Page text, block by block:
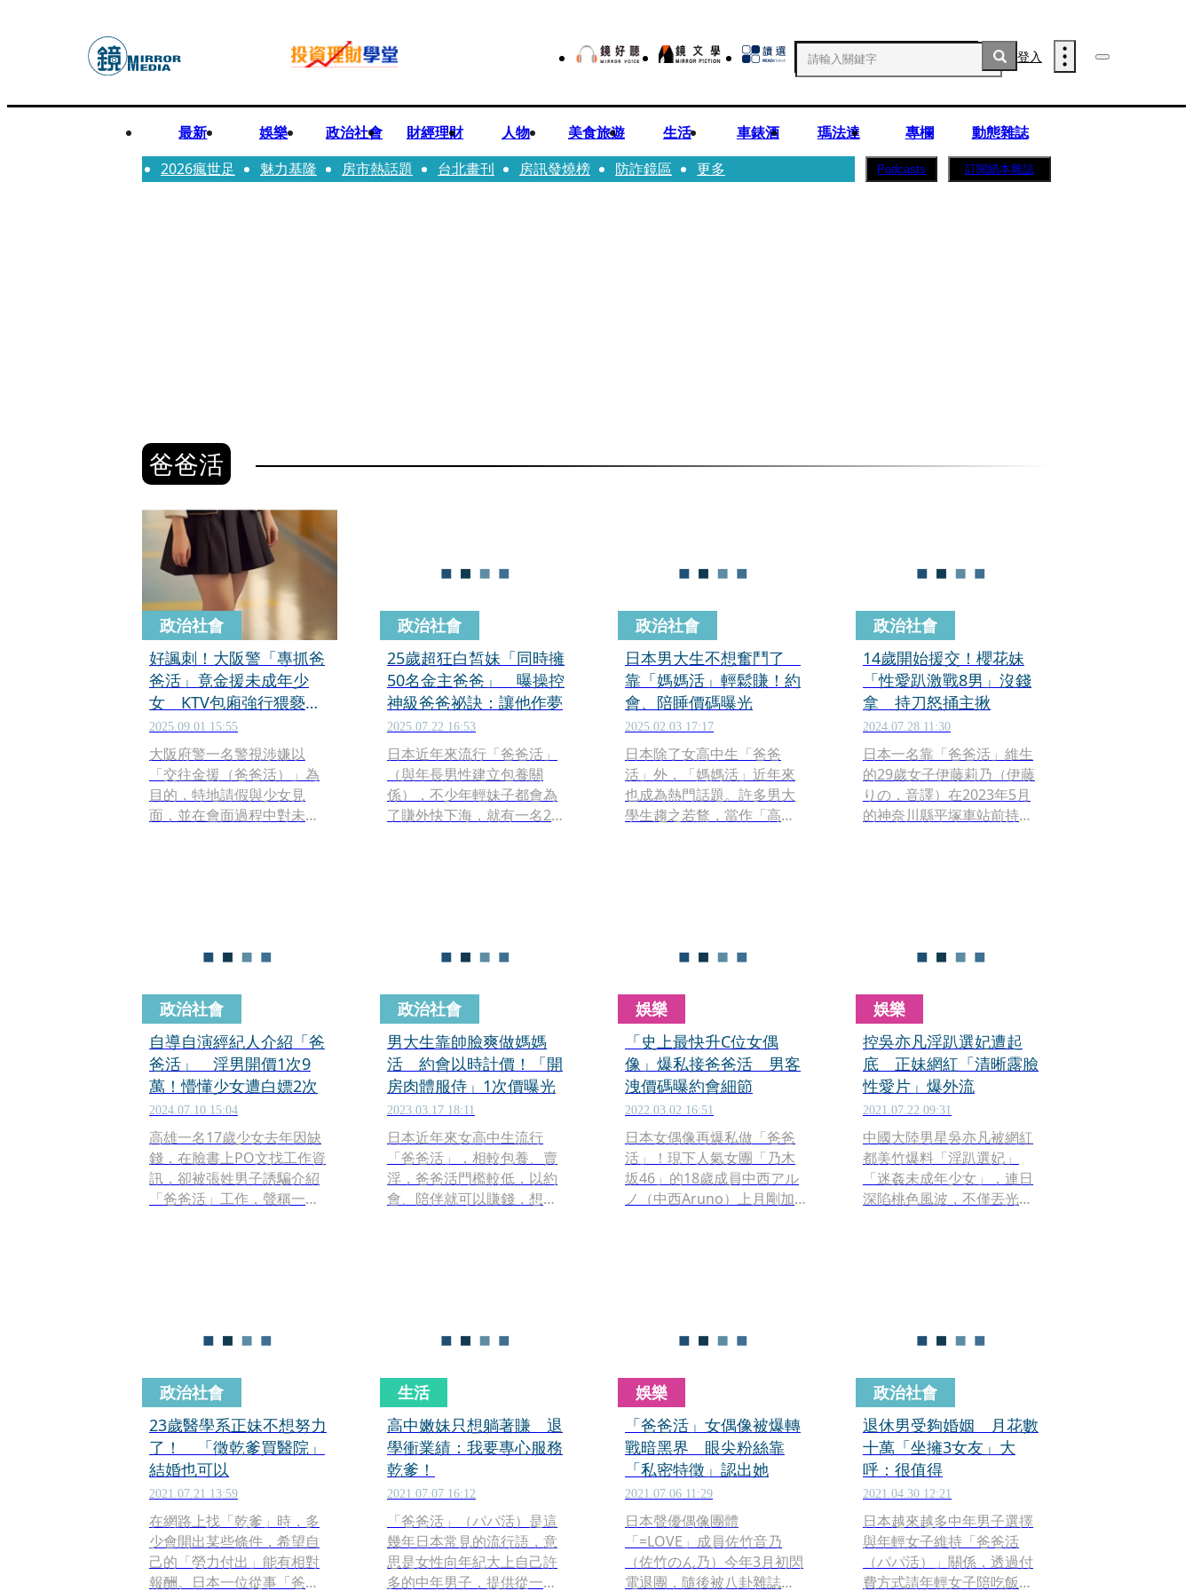
登入
最新 娛樂 政治社會 財經理財 人物 美食旅遊 生活 車錶酒 瑪法達 專欄
動態雜誌
2026瘋世足
魅力基隆 房市熱話題 台北畫刊 房訊發燒榜 防詐鏡區 更多 Podcasts 訂閱紙本雜誌
爸爸活
政治社會
好諷刺！大阪警「專抓爸
爸活」竟金援未成年少
女 KTV包廂強行猥褻被
逮
2025.09.01 15:55
大阪府警一名警視涉嫌以
「交往金援（爸爸活）」為
目的，特地請假與少女見
面，並在會面過程中對未成
政治社會
25歲超狂白皙妹「同時擁
50名金主爸爸」 曝操控
神級爸爸祕訣：讓他作夢
2025.07.22 16:53
日本近年來流行「爸爸活」
（與年長男性建立包養關
係），不少年輕妹子都會為
了賺外快下海，就有一名25
政治社會
日本男大生不想奮鬥了
靠「媽媽活」輕鬆賺！約
會、陪睡價碼曝光
2025.02.03 17:17
日本除了女高中生「爸爸
活」外，「媽媽活」近年來
也成為熱門話題。許多男大
學生趨之若鶩，當作「高薪
政治社會
14歲開始援交！櫻花妹
「性愛趴激戰8男」沒錢
拿 持刀怒捅主揪
2024.07.28 11:30
日本一名靠「爸爸活」維生
的29歲女子伊藤莉乃（伊藤
りの，音譯）在2023年5月
的神奈川縣平塚車站前持持
乃事後卻沒有拿到費用，一
政治社會
自導自演經紀人介紹「爸
爸活」 淫男開價1次9
萬！懵懂少女遭白嫖2次
2024.07.10 15:04
高雄一名17歲少女去年因缺
錢，在臉書上PO文找工作資
訊，卻被張姓男子誘騙介紹
「爸爸活」工作，聲稱一次
童及少年性剝削條例判張男
政治社會
男大生靠帥臉爽做媽媽
活 約會以時計價！「開
房肉體服侍」1次價曝光
2023.03.17 18:11
日本近年來女高中生流行
「爸爸活」，相較包養、賣
淫，爸爸活門檻較低，以約
會、陪伴就可以賺錢，想進
服務的價碼。
娛樂
「史上最快升C位女偶
像」爆私接爸爸活 男客
洩價碼曝約會細節
2022.03.02 16:51
日本女偶像再爆私做「爸爸
活」！現下人氣女團「乃木
坂46」的18歲成員中西アル
ノ（中西Aruno）上月剛加
娛樂
控吳亦凡淫趴選妃遭起
底 正妹網紅「清晰露臉
性愛片」爆外流
2021.07.22 09:31
中國大陸男星吳亦凡被網紅
都美竹爆料「淫趴選妃」
「迷姦未成年少女」，連日
深陷桃色風波，不僅丟光手
無稽之談，還稱握有都美竹
並在抖音上放了「床上預告
片」。
政治社會
23歲醫學系正妹不想努力
了！ 「徵乾爹買醫院」
結婚也可以
2021.07.21 13:59
在網路上找「乾爹」時，多
少會開出某些條件，希望自
己的「勞力付出」能有相對
報酬。日本一位從事「爸爸
生活
高中嫩妹只想躺著賺 退
學衝業績：我要專心服務
乾爹！
2021.07.07 16:12
「爸爸活」（パパ活）是這
幾年日本常見的流行語，意
思是女性向年紀大上自己許
多的中年男子，提供從一般
娛樂
「爸爸活」女偶像被爆轉
戰暗黑界 眼尖粉絲靠
「私密特徵」認出她
2021.07.06 11:29
日本聲優偶像團體
「=LOVE」成員佐竹音乃
（佐竹のん乃）今年3月初閃
電退團，隨後被八卦雜誌踢
政治社會
退休男受夠婚姻 月花數
十萬「坐擁3女友」大
呼：很值得
2021.04.30 12:21
日本越來越多中年男子選擇
與年輕女子維持「爸爸活
（パパ活）」關係，透過付
費方式請年輕女子陪吃飯、